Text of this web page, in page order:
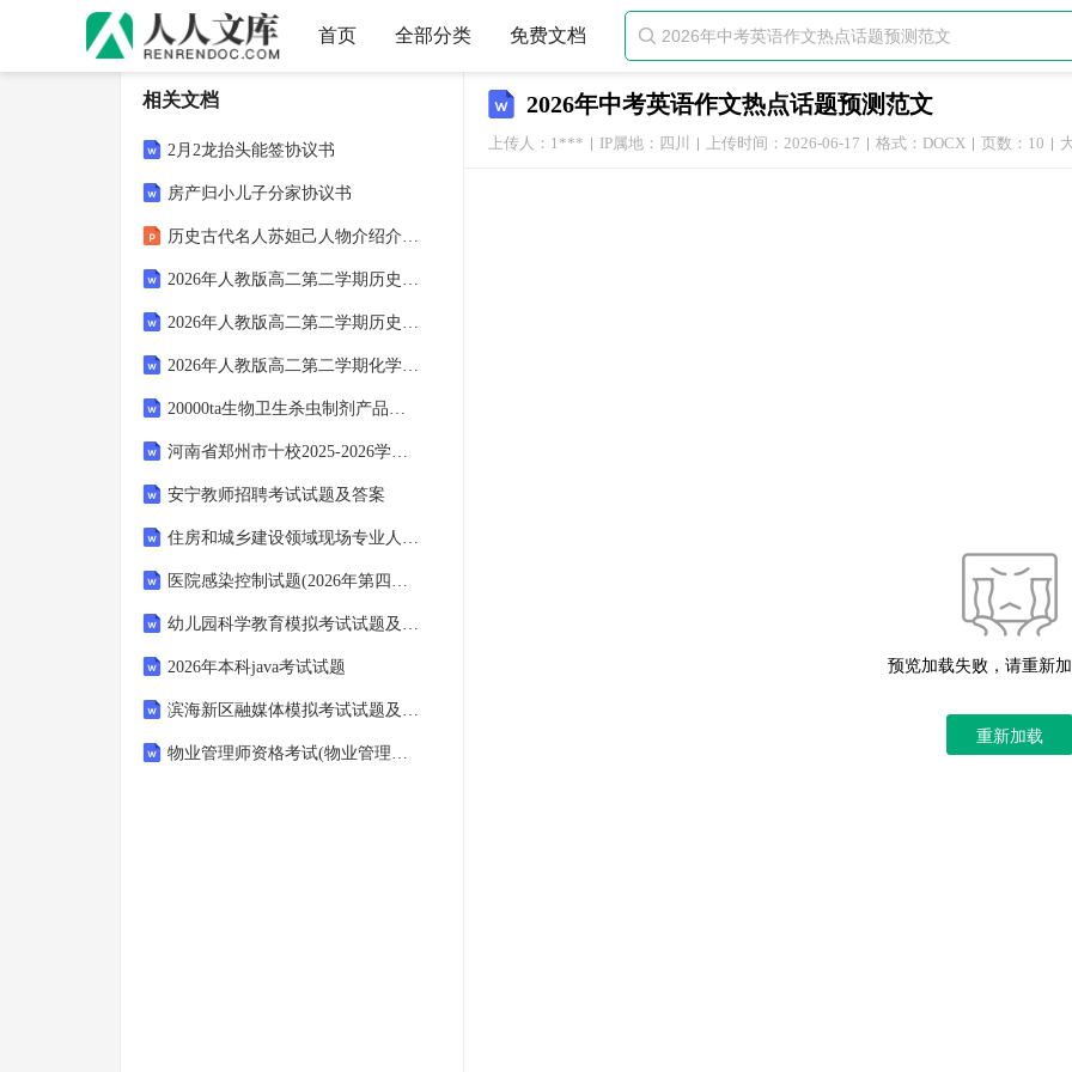
首页 全部分类 免费文档 
2026年中考英语作文热点话题预测范文
上传人：1*** IP属地：四川 上传时间：2026-06-17 格式：DOCX 页数：10
预览加载失败，请重新
重新加载
相关文档
2月2龙抬头能签协议书
房产归小儿子分家协议书
历史古代名人苏妲己人物介绍介绍课件
2026年人教版高二第二学期历史期末重点高中联考试卷（附答案可下载）
2026年人教版高二第二学期历史期末世界史专项测试卷（附答案可下载）
2026年人教版高二第二学期化学期末拔尖培优模拟试卷（附答案可下载）
20000ta生物卫生杀虫制剂产品项目可行性研究报告模板拿地申报
河南省郑州市十校2025-2026学年高二政治上学期11月期中联考试题
安宁教师招聘考试试题及答案
住房和城乡建设领域现场专业人员培训考试(监理员)题库及答案(2025年株洲)
医院感染控制试题(2026年第四季度)
幼儿园科学教育模拟考试试题及答案
2026年本科java考试试题
滨海新区融媒体模拟考试试题及答案
物业管理师资格考试(物业管理综合能力)题库及答案(建设部)(西藏2026年)